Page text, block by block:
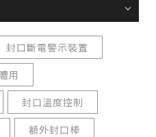
封口斷電警示裝置
用
封口溫度控制
額外封口棒